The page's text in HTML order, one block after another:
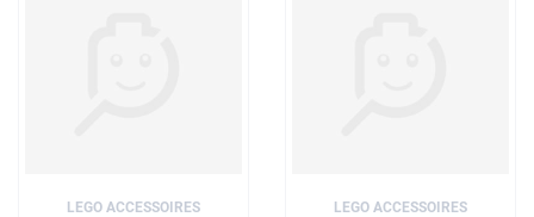
LEGO ACCESSOIRES LEGO ACCESSOIRES